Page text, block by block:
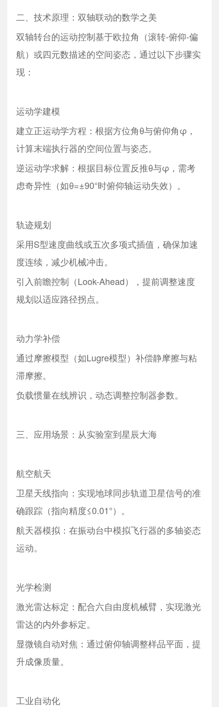
二、技术原理：双轴联动的数学之美
双轴转台的运动控制基于欧拉角（滚转-俯仰-偏
航）或四元数描述的空间姿态，通过以下步骤实
现：
运动学建模
建立正运动学方程：根据方位角θ与俯仰角φ，
计算末端执行器的空间位置与姿态。
逆运动学求解：根据目标位置反推θ与φ，需考
虑奇异性（如θ=±90°时俯仰轴运动失效）。
轨迹规划
采用S型速度曲线或五次多项式插值，确保加速
度连续，减少机械冲击。
引入前瞻控制（Look-Ahead），提前调整速度
规划以适应路径拐点。
动力学补偿
通过摩擦模型（如Lugre模型）补偿静摩擦与粘
滞摩擦。
负载惯量在线辨识，动态调整控制器参数。
三、应用场景：从实验室到星辰大海
航空航天
卫星天线指向：实现地球同步轨道卫星信号的准
确跟踪（指向精度≤0.01°）。
航天器模拟：在振动台中模拟飞行器的多轴姿态
运动。
光学检测
激光雷达标定：配合六自由度机械臂，实现激光
雷达的内外参标定。
显微镜自动对焦：通过俯仰轴调整样品平面，提
升成像质量。
工业自动化